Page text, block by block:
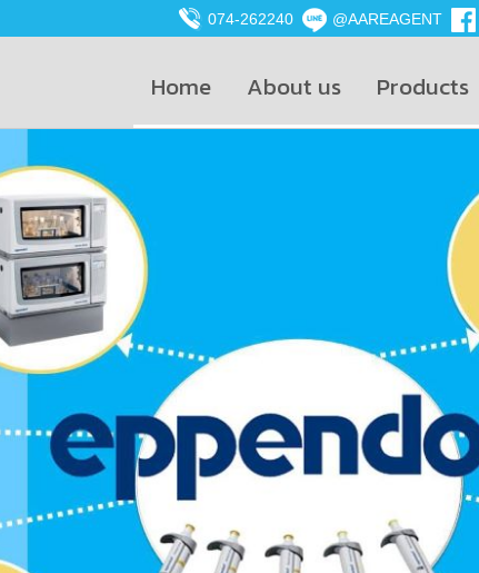
074-262240 @AAREAGENT
Home About us Products